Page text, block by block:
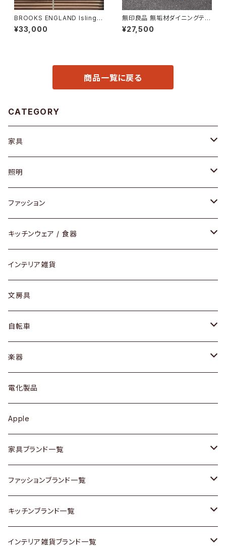
BROOKS ENGLAND Islingto
n Rucksack
¥33,000
無印良品 無垢材ダイニングテー
ブル
¥27,500
商品一覧に戻る
CATEGORY
家具
ソファ / ベンチ
チェア / スツール
ダイニングセット / ダイニングテーブル
ローテーブル / サイドテーブル
デスク / コンソール
ドレッサー
シェルフ
キュリオケース / 飾り棚
カップボード / 食器棚
チェスト
その他家具
Vintageヴィンテージ / Antiqueアンティーク
Designers / デザイナーズ
照明
ペンダントライト
テーブルランプ / デスクスタンド
フロアライト
ファッション
アクセサリー
リング
ピアス / イヤリング
財布
バッグ
アウター
トップス
ワンピース
ボトムス
靴
スカーフ
腕時計
Vintage / ヴィンテージ
キッチンウェア / 食器
グラス / タンブラー
カップ / マグ
プレート / ボウル
カトラリー
ケトル / ティーポット
鍋 / フライパン
Vintage / ヴィンテージ
銀製品
和物 / 作家物
その他キッチン雑貨
インテリア雑貨
文房具
自転車
dahon
楽器
ギター
ベース
その他楽器
電化製品
Apple
家具ブランド一覧
ACME Furniture / アクメ ファニチャー
ACTUS / アクタス
arflex / アルフレックス
ファッションブランド一覧
agnes b / アニエス ベー
BALLY / バリー
キッチンブランド一覧
ARABIA / アラビア
インテリア雑貨ブランド一覧